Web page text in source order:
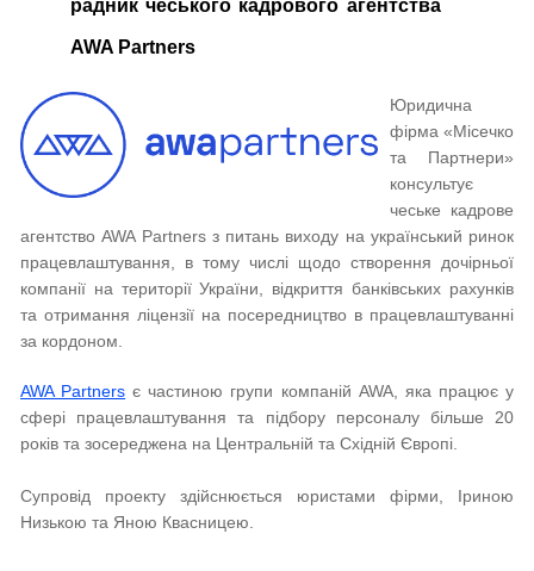
радник чеського кадрового агентства
AWA Partners
Юридична
фірма «Місечко
та Партнери»
консультує
чеське кадрове
агентство AWA Partners з питань виходу на український ринок
працевлаштування, в тому числі щодо створення дочірньої
компанії на території України, відкриття банківських рахунків
та отримання ліцензії на посередництво в працевлаштуванні
за кордоном.
AWA Partners є частиною групи компаній AWA, яка працює у
сфері працевлаштування та підбору персоналу більше 20
років та зосереджена на Центральній та Східній Європі.
Супровід проекту здійснюється юристами фірми, Іриною
Низькою та Яною Квасницею.